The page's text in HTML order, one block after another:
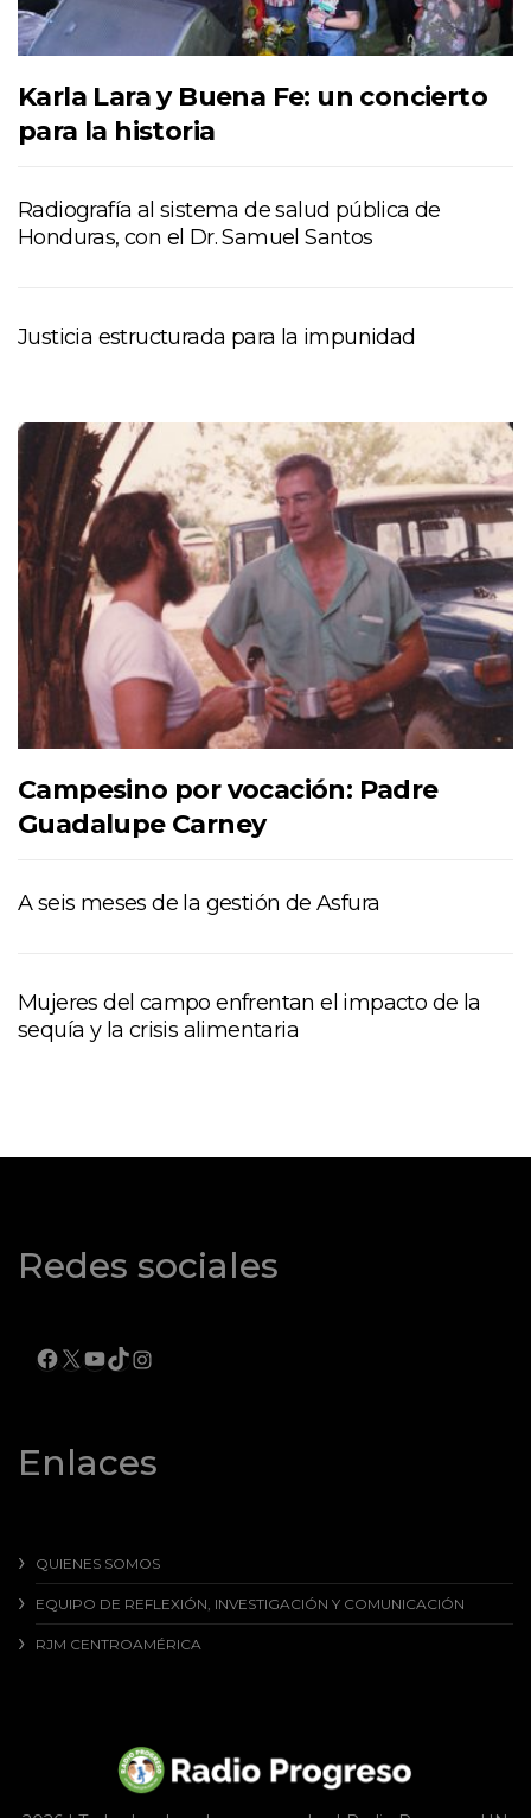
Karla Lara y Buena Fe: un concierto
para la historia
Radiografía al sistema de salud pública de
Honduras, con el Dr. Samuel Santos
Justicia estructurada para la impunidad
Campesino por vocación: Padre
Guadalupe Carney
A seis meses de la gestión de Asfura
Mujeres del campo enfrentan el impacto de la
sequía y la crisis alimentaria
Redes sociales
FACEBOOK
X YOUTUBE
TIKTOK
INSTAGRAM
Enlaces
QUIENES SOMOS
EQUIPO DE REFLEXIÓN, INVESTIGACIÓN Y COMUNICACIÓN
RJM CENTROAMÉRICA